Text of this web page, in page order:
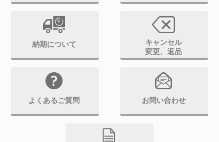
納期について
キャンセル
変更、返品
よくあるご質問 お問い合わせ